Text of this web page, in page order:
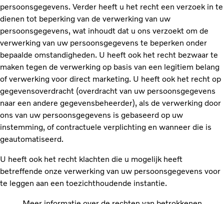
persoonsgegevens. Verder heeft u het recht een verzoek in te
dienen tot beperking van de verwerking van uw
persoonsgegevens, wat inhoudt dat u ons verzoekt om de
verwerking van uw persoonsgegevens te beperken onder
bepaalde omstandigheden. U heeft ook het recht bezwaar te
maken tegen de verwerking op basis van een legitiem belang
of verwerking voor direct marketing. U heeft ook het recht op
gegevensoverdracht (overdracht van uw persoonsgegevens
naar een andere gegevensbeheerder), als de verwerking door
ons van uw persoonsgegevens is gebaseerd op uw
instemming, of contractuele verplichting en wanneer die is
geautomatiseerd.
U heeft ook het recht klachten die u mogelijk heeft
betreffende onze verwerking van uw persoonsgegevens voor
te leggen aan een toezichthoudende instantie.